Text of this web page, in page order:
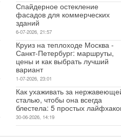
Спайдерное остекление
фасадов для коммерческих
зданий
6-07-2026, 21:57
Круиз на теплоходе Москва -
Санкт-Петербург: маршруты,
цены и как выбрать лучший
вариант
1-07-2026, 23:01
Как ухаживать за
сталью, чтобы она всегда
блестела: 5 простых
30-06-2026, 14:19